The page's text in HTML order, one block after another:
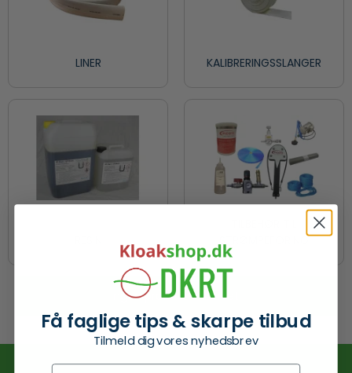
LINER KALIBRERINGSSLANGER
STRØMPEFORING
Ingen produkter fundet.
Få faglige tips & skarpe tilbud
Tilmeld dig vores nyhedsbrev
Fornavn